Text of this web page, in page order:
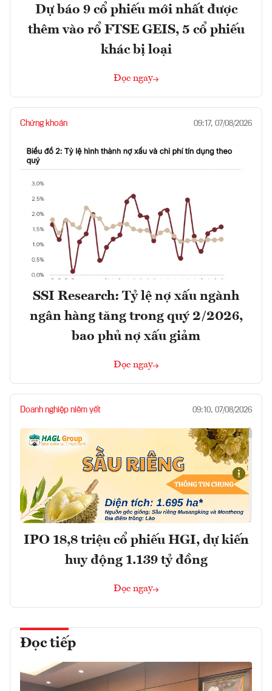
Dự báo 9 cổ phiếu mới nhất được
thêm vào rổ FTSE GEIS, 5 cổ phiếu
khác bị loại
Đọc ngay
Chứng khoán 09:17, 07/08/2026
SSI Research: Tỷ lệ nợ xấu ngành
ngân hàng tăng trong quý 2/2026,
bao phủ nợ xấu giảm
Đọc ngay
Doanh nghiệp niêm yết 09:10, 07/08/2026
IPO 18,8 triệu cổ phiếu HGI, dự kiến
huy động 1.139 tỷ đồng
Đọc ngay
Đọc tiếp